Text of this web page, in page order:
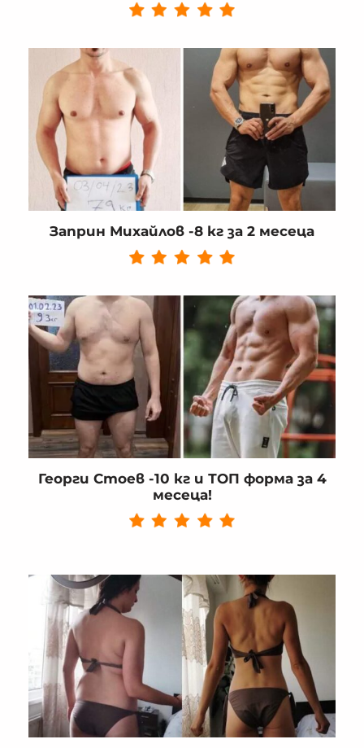
Заприн Михайлов -8 кг за 2 месеца
Георги Стоев -10 кг и ТОП форма за 4
месеца!